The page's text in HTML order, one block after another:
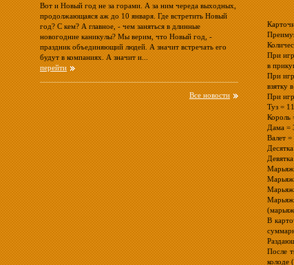
Вот и Новый год не за горами. А за ним череда выходных,
продолжающаяся аж до 10 января. Где встретить Новый
год? С кем? А главное, - чем заняться в длинные
новогодние каникулы? Мы верим, что Новый год, -
праздник объединяющий людей. А значит встречать его
будут в компаниях. А значит и...
перейти
Все новости
При
в
При
взятку
При
Туз =
Король
Дама =
Валет =
Девятка
Марьяж
Марьяж
Марьяж
Марьяж
В
После
колоде